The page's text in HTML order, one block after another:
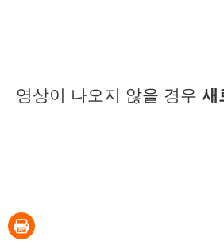
영상이 나오지 않을 경우 새